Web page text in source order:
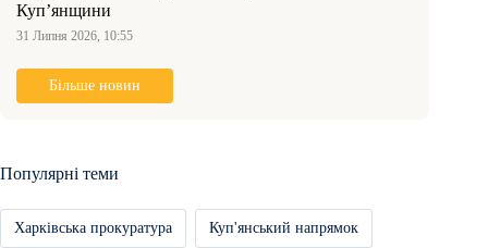
Куп’янщини
31 Липня 2026, 10:55
Більше новин
Популярні теми
Харківська прокуратура Куп'янський напрямок